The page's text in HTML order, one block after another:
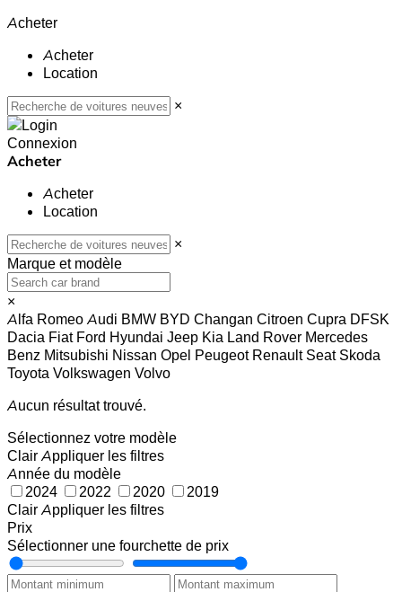
Acheter
Acheter
Location
×
Connexion
Acheter
Acheter
Location
×
Marque et modèle
×
Alfa Romeo Audi BMW BYD Changan Citroen Cupra DFSK
Dacia Fiat Ford Hyundai Jeep Kia Land Rover Mercedes
Benz Mitsubishi Nissan Opel Peugeot Renault Seat Skoda
Toyota Volkswagen Volvo
Aucun résultat trouvé.
Sélectionnez votre modèle
Clair Appliquer les filtres
Année du modèle
2024
2022 2020
2019
Clair Appliquer les filtres
Prix
Sélectionner une fourchette de prix